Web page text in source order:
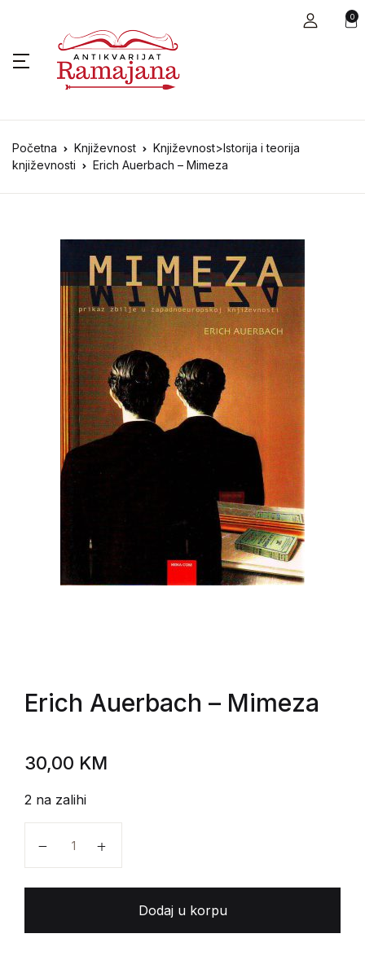
0
Početna Književnost
Književnost>Istorija i teorija
književnosti
Erich Auerbach – Mimeza
Erich Auerbach – Mimeza
30,00 KM
2 na zalihi
Dodaj u korpu